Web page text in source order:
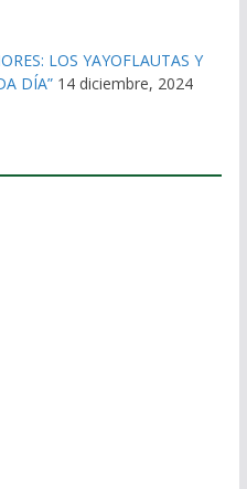
LOS YAYOFLAUTAS Y
DÍA” 14 diciembre, 2024